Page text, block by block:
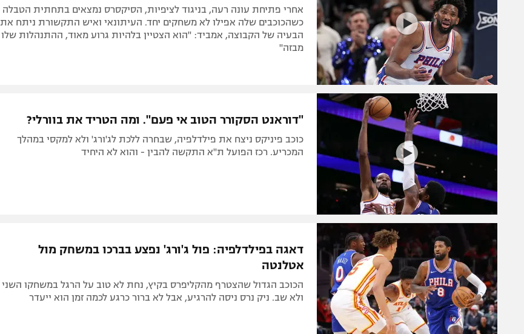
אחרי פתיחת עונה רעה, בניגוד לציפיות, הסיקסרס נמצאים בתחתית הטבלה
כשהכוכבים שלה אפילו לא משחקים יחד. העיתונאי ואיש התקשורת ניתח את
הבעיה של הקבוצה, אמביד: "הוא הצטיין בלהיות גרוע מאוד, ההתנהלות שלו
מבזה"
"דוראנט הסקורר הטוב אי פעם". ומה הטריד את בוורלי?
כוכב פיניקס ניצח את פילדלפיה, שבחרה ללכת לג'ורג' ולא למקסי במהלך
המכריע. רכז הפועל ת"א התקשה להבין - והוא לא היחיד
דאגה בפילדלפיה: פול ג'ורג' נפצע בברכו במשחק מול
אטלנטה
הכוכב הגדול שהצטרף מהקליפרס בקיץ, נחת לא טוב על הרגל במשחקו השני
ולא שב. ניק נרס ניסה להרגיע, אבל לא ברור כרגע לכמה זמן הוא ייעדר